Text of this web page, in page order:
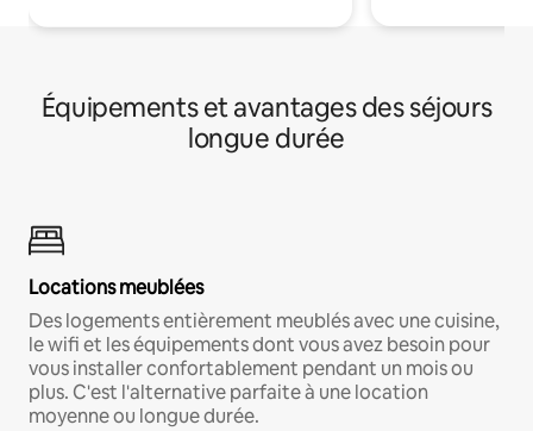
Équipements et avantages des séjours
longue durée
Locations meublées
Des logements entièrement meublés avec une cuisine,
le wifi et les équipements dont vous avez besoin pour
vous installer confortablement pendant un mois ou
plus. C'est l'alternative parfaite à une location
moyenne ou longue durée.